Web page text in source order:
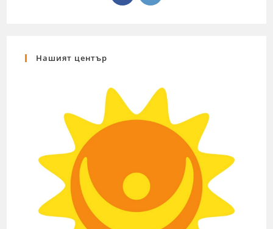
Нашият център